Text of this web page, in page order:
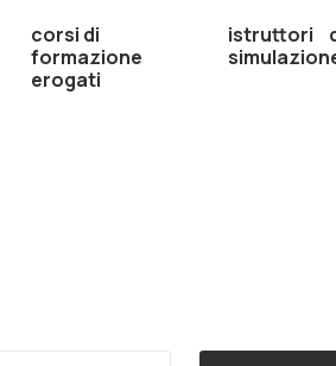
corsi di
formazione
erogati
istruttori